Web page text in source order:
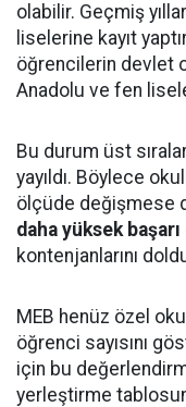
olabilir. Geçmiş
liselerine kayıt
öğrencilerin devlet
Anadolu ve fen
Bu durum üst
yayıldı. Böylece
ölçüde değişmese
daha yüksek
kontenjanlarını
MEB henüz özel
öğrenci sayısını
için bu
yerleştirme